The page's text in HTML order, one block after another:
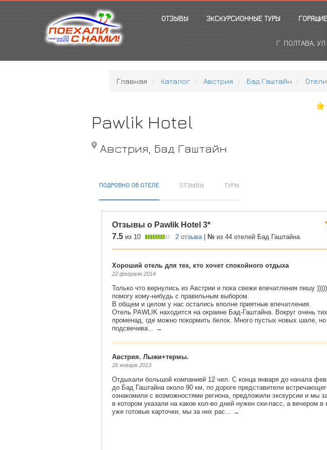
ОТЗЫВЫ ЭКСКУРСИОННЫЕ ТУРЫ
Г. ПОЛТАВА,
Главная Каталог Австрия Бад Гаштайн
Pawlik Hotel
Австрия, Бад Гаштайн
ПОДРОБНО ОБ ОТЕЛЕ ОТЗЫВЫ ТУРЫ